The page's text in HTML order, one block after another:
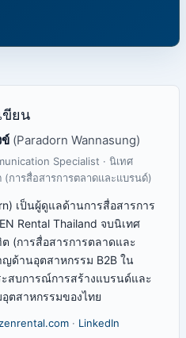
ขียน
ข์ (Paradorn Wannasung)
Specialist · นิเทศ
ารสื่อสารการตลาดและแบรนด์)
เป็นผู้ดูแลด้านการสื่อสารการ
Rental Thailand จบนิเทศ
(การสื่อสารการตลาดและ
ด้านอุตสาหกรรม B2B ใน
ะสบการณ์การสร้างแบรนด์และ
ตสาหกรรมของไทย
· LinkedIn